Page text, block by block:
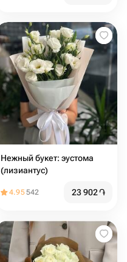
Нежный букет: эустома
(лизиантус)
4.95542 23 902֏